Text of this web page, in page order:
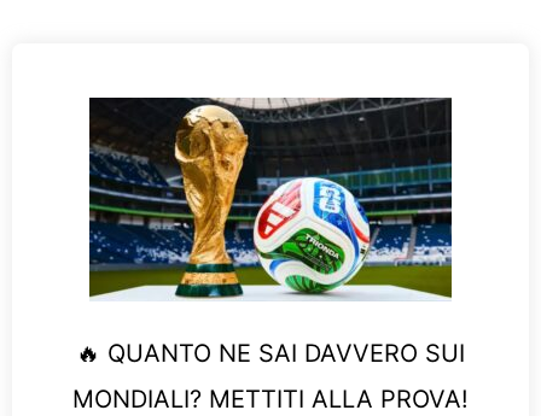
🔥 QUANTO NE SAI DAVVERO SUI
MONDIALI? METTITI ALLA PROVA!